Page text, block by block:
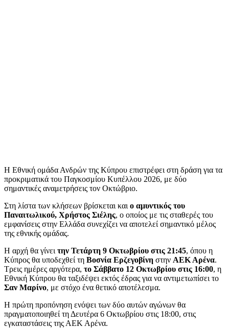
Η Εθνική ομάδα Ανδρών της Κύπρου επιστρέφει στη δράση για τα
προκριματικά του Παγκοσμίου Κυπέλλου 2026, με δύο
σημαντικές αναμετρήσεις τον Οκτώβριο.
Στη λίστα των κλήσεων βρίσκεται και ο αμυντικός του
Παναιτωλικού, Χρήστος Σιέλης, ο οποίος με τις σταθερές του
εμφανίσεις στην Ελλάδα συνεχίζει να αποτελεί σημαντικό μέλος
της εθνικής ομάδας.
Η αρχή θα γίνει την Τετάρτη 9 Οκτωβρίου στις 21:45, όπου η
Κύπρος θα υποδεχθεί τη Βοσνία Ερζεγοβίνη στην ΑΕΚ Αρένα.
Τρεις ημέρες αργότερα, το Σάββατο 12 Οκτωβρίου στις 16:00, η
Εθνική Κύπρου θα ταξιδέψει εκτός έδρας για να αντιμετωπίσει το
Σαν Μαρίνο, με στόχο ένα θετικό αποτέλεσμα.
Η πρώτη προπόνηση ενόψει των δύο αυτών αγώνων θα
πραγματοποιηθεί τη Δευτέρα 6 Οκτωβρίου στις 18:00, στις
εγκαταστάσεις της ΑΕΚ Αρένα.